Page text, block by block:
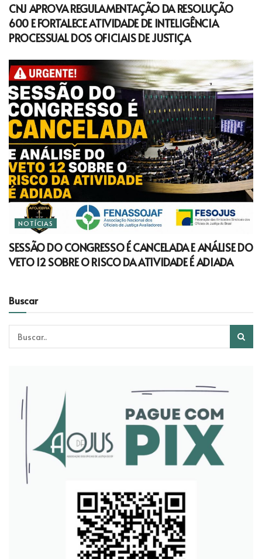
CNJ APROVA REGULAMENTAÇÃO DA RESOLUÇÃO
600 E FORTALECE ATIVIDADE DE INTELIGÊNCIA
PROCESSUAL DOS OFICIAIS DE JUSTIÇA
NOTÍCIAS
SESSÃO DO CONGRESSO É CANCELADA E ANÁLISE DO
VETO 12 SOBRE O RISCO DA ATIVIDADE É ADIADA
Buscar